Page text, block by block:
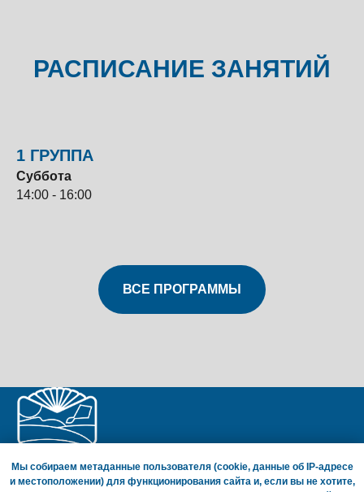
РАСПИСАНИЕ ЗАНЯТИЙ
1 ГРУППА
Суббота
14:00 - 16:00
ВСЕ ПРОГРАММЫ
Мы собираем метаданные пользователя (cookie, данные об IP-адресе
и местоположении) для функционирования сайта и, если вы не хотите,